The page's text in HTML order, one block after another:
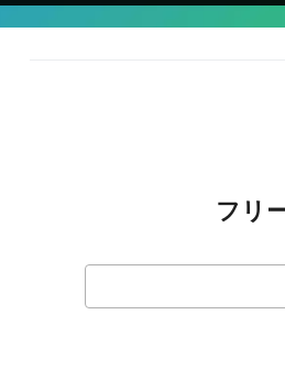
フリ